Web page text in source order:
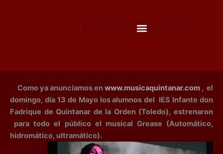
Como ya anunciamos enwww.musicaquintanar.com , el
domingo, día 13 de Mayo los alumnos del IES Infante don
Fadrique de Quintanar de la Orden (Toledo), estrenaron
para todo el público el musical Grease (Automático,
hidromático, ultramático).